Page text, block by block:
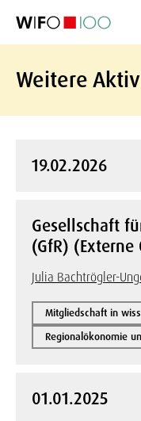
Weitere
19.02.2026
Gesellschaft
(GfR)
Julia Bachtrögler-
Mitgliedschaft in
Regionalökonomie
01.01.2025